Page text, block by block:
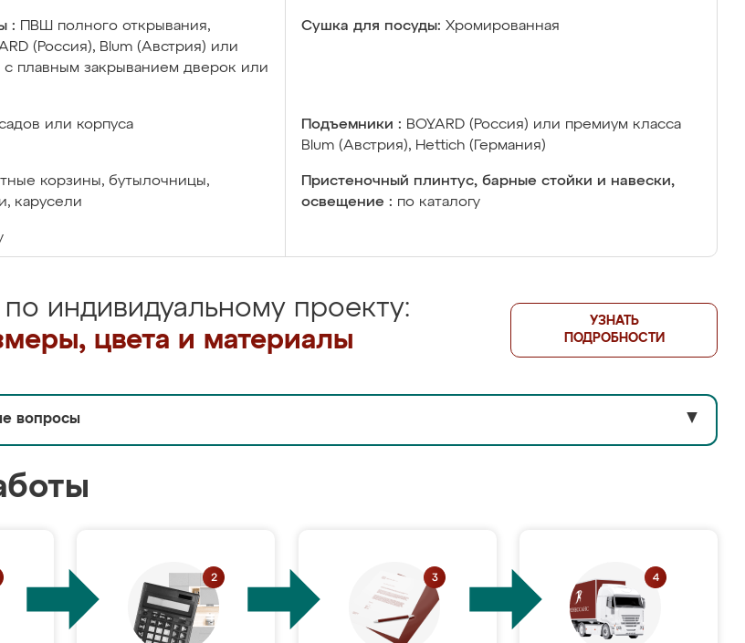
:
ПВШ полного открывания,
(Россия), Blum (Австрия) или
с плавным закрыванием дверок или
Сушка для посуды: Хромированная
или корпуса Подъемники : BOYARD (Россия) или премиум класса
Blum (Австрия), Hettich (Германия)
корзины, бутылочницы,
карусели
Пристеночный плинтус, барные стойки и навески,
освещение : по каталогу
индивидуальному проекту:
цвета и материалы
УЗНАТЬ
ПОДРОБНОСТИ
вопросы ▼